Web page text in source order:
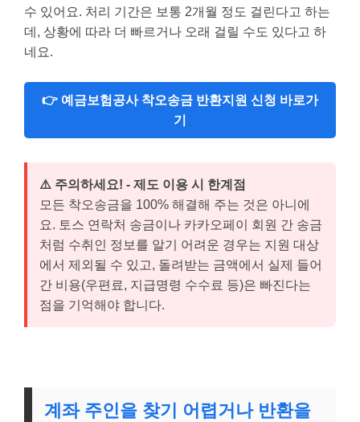
수 있어요. 처리 기간은 보통 2개월 정도 걸린다고 하는
데, 상황에 따라 더 빠르거나 오래 걸릴 수도 있다고 하
네요.
👉 예금보험공사 착오송금 반환지원 신청 바로가
기
⚠️ 주의하세요! - 제도 이용 시 한계점
모든 착오송금을 100% 해결해 주는 것은 아니에
요. 토스 연락처 송금이나 카카오페이 회원 간 송금
처럼 수취인 정보를 알기 어려운 경우는 지원 대상
에서 제외될 수 있고, 돌려받는 금액에서 실제 들어
간 비용(우편료, 지급명령 수수료 등)은 빠진다는
점을 기억해야 합니다.
계좌 주인을 찾기 어렵거나 반환을